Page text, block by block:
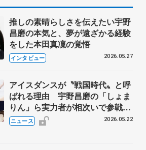
推しの素晴らしさを伝えたい宇野
昌磨の本気と、夢が遠ざかる経験
をした本田真凜の覚悟
インタビュー 2026.05.27
アイスダンスが〝戦国時代〟と呼
ばれる理由 宇野昌磨の「しょま
りん」ら実力者が相次いで参戦
国内の競争激化
ニュース 2026.05.22